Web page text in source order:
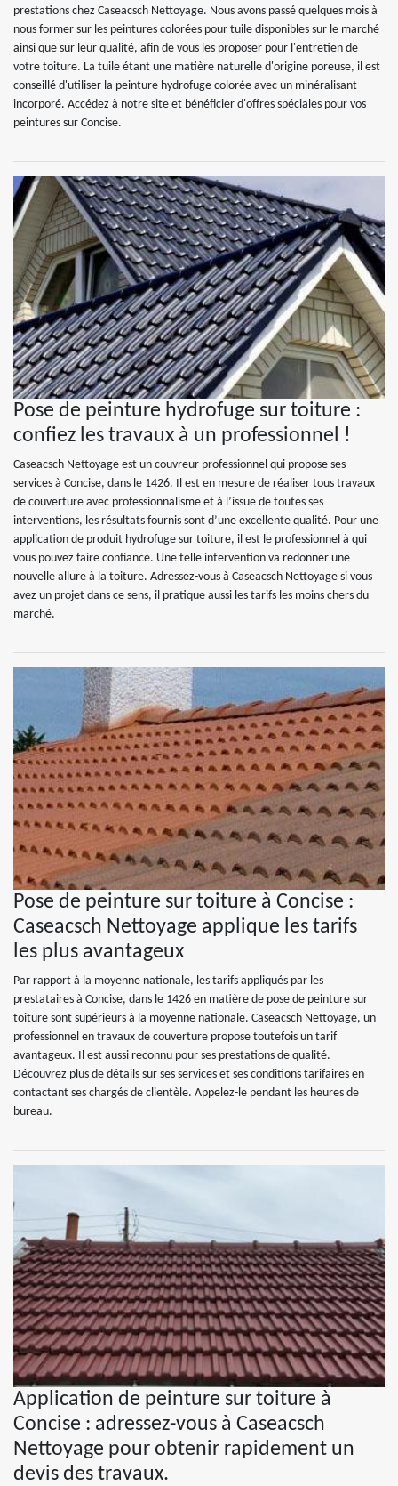
prestations chez Caseacsch Nettoyage. Nous avons passé quelques mois à
nous former sur les peintures colorées pour tuile disponibles sur le marché
ainsi que sur leur qualité, afin de vous les proposer pour l'entretien de
votre toiture. La tuile étant une matière naturelle d'origine poreuse, il est
conseillé d'utiliser la peinture hydrofuge colorée avec un minéralisant
incorporé. Accédez à notre site et bénéficier d'offres spéciales pour vos
peintures sur Concise.
Pose de peinture hydrofuge sur toiture :
confiez les travaux à un professionnel !
Caseacsch Nettoyage est un couvreur professionnel qui propose ses
services à Concise, dans le 1426. Il est en mesure de réaliser tous travaux
de couverture avec professionnalisme et à l’issue de toutes ses
interventions, les résultats fournis sont d’une excellente qualité. Pour une
application de produit hydrofuge sur toiture, il est le professionnel à qui
vous pouvez faire confiance. Une telle intervention va redonner une
nouvelle allure à la toiture. Adressez-vous à Caseacsch Nettoyage si vous
avez un projet dans ce sens, il pratique aussi les tarifs les moins chers du
marché.
Pose de peinture sur toiture à Concise :
Caseacsch Nettoyage applique les tarifs
les plus avantageux
Par rapport à la moyenne nationale, les tarifs appliqués par les
prestataires à Concise, dans le 1426 en matière de pose de peinture sur
toiture sont supérieurs à la moyenne nationale. Caseacsch Nettoyage, un
professionnel en travaux de couverture propose toutefois un tarif
avantageux. Il est aussi reconnu pour ses prestations de qualité.
Découvrez plus de détails sur ses services et ses conditions tarifaires en
contactant ses chargés de clientèle. Appelez-le pendant les heures de
bureau.
Application de peinture sur toiture à
Concise : adressez-vous à Caseacsch
Nettoyage pour obtenir rapidement un
devis des travaux.